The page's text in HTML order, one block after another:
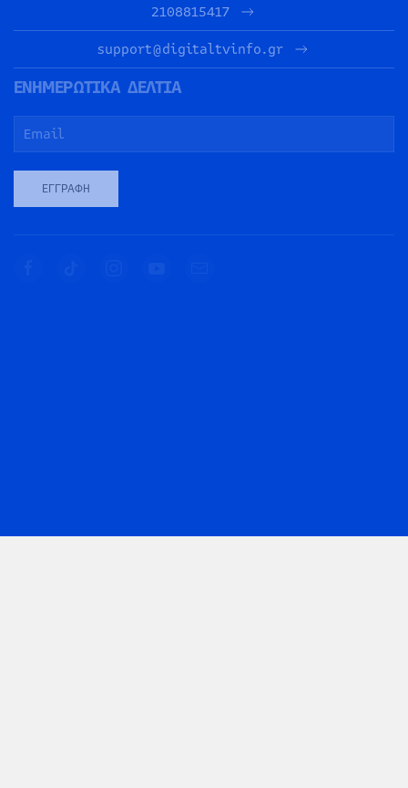
2108815417
support@digitaltvinfo.gr
ΕΝΗΜΕΡΩΤΙΚΑ ΔΕΛΤΙΑ
ΕΓΓΡΑΦΉ